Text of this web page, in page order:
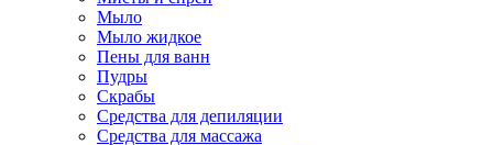
Мыло
Мыло жидкое
Пены для ванн
Пудры
Скрабы
Средства для депиляции
Средства для массажа